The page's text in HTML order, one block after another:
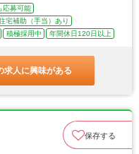
応募可能
宅補助（手当）あり
積極採用中 年間休日120日以上
求人に興味がある
保存する